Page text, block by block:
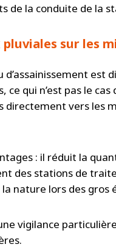
de la conduite de la
pluviales sur les
est
ce qui n’est pas le
directement vers les
: il réduit la
des stations de
nature lors des gros
vigilance